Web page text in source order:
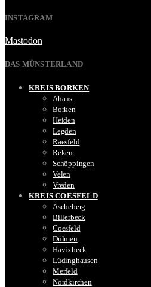
INSTAGRAM
Mastodon
DAS MÜNSTERLAND
KREIS BORKEN
Ahaus
Borken
Heiden
Legden
Raesfeld
Reken
Schöppingen
Velen
Vreden
KREIS COESFELD
Ascheberg
Billerbeck
Coesfeld
Dülmen
Havixbeck
Lüdinghausen
Merfeld
Nordkirchen